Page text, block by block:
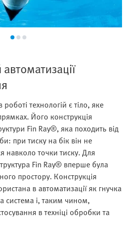
технологій є тіло, яке
Його конструкція
Fin Ray®, яка походить від
при тиску на бік він не
навколо точки тиску. Для
Fin Ray® вперше була
простору. Конструкція
в автоматизації як гнучка
система і, таким чином,
в техніці обробки та